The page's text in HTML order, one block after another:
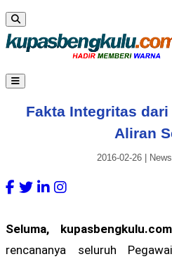
Fakta Integritas
Aliran
2016-02-26 News
Seluma, kupasbengkulu.com
rencananya seluruh